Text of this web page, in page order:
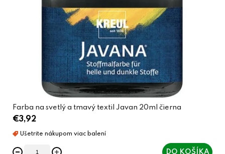
Farba na svetlý a tmavý textil Javan 20ml čierna
€3,92
DO KOŠÍKA